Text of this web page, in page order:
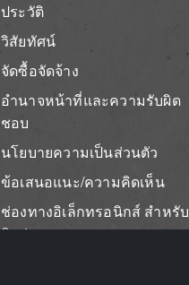
ประวัติ
วิสัยทัศน์
จัดซื้อจัดจ้าง
อำนาจหน้าที่และความรับผิด
ชอบ
นโยบายความเป็นส่วนตัว
ข้อเสนอแนะ/ความคิดเห็น
ช่องทางอิเล็กทรอนิกส์ สำหรับ
ติดต่อ สจล.